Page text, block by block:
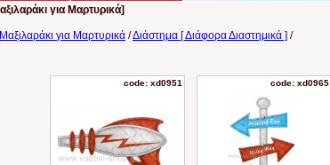
για Μαρτυρικά]
για Μαρτυρικά /Διάστημα [ Διάφορα Διαστημικά ] /
code: xd0951 code: xd0965